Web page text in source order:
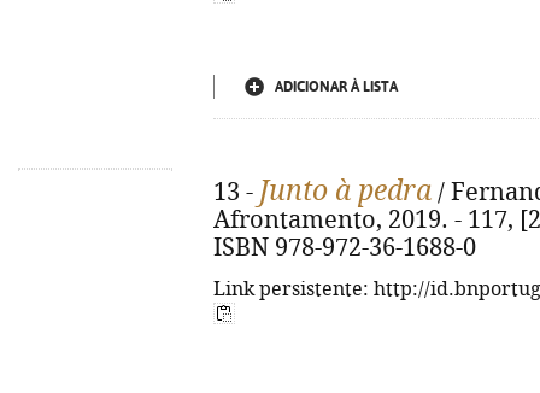
ADICIONAR À LISTA
13 - Junto à pedra /
Afrontamento, 2019. - 117,
ISBN 978-972-36-1688-0
Link persistente: http://